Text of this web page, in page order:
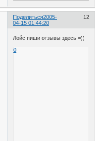
Поделиться 12
2005-
04-15 01:44:20
Лойс пиши отзывы здесь =))
0